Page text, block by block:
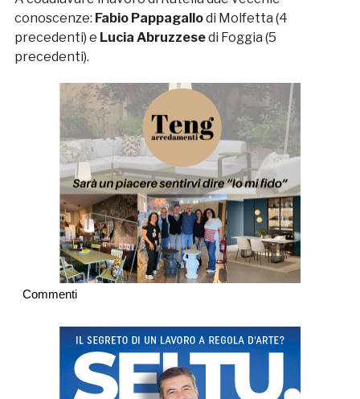
conoscenze: Fabio Pappagallodi Molfetta (4
precedenti) e Lucia Abruzzesedi Foggia (5
precedenti).
Commenti